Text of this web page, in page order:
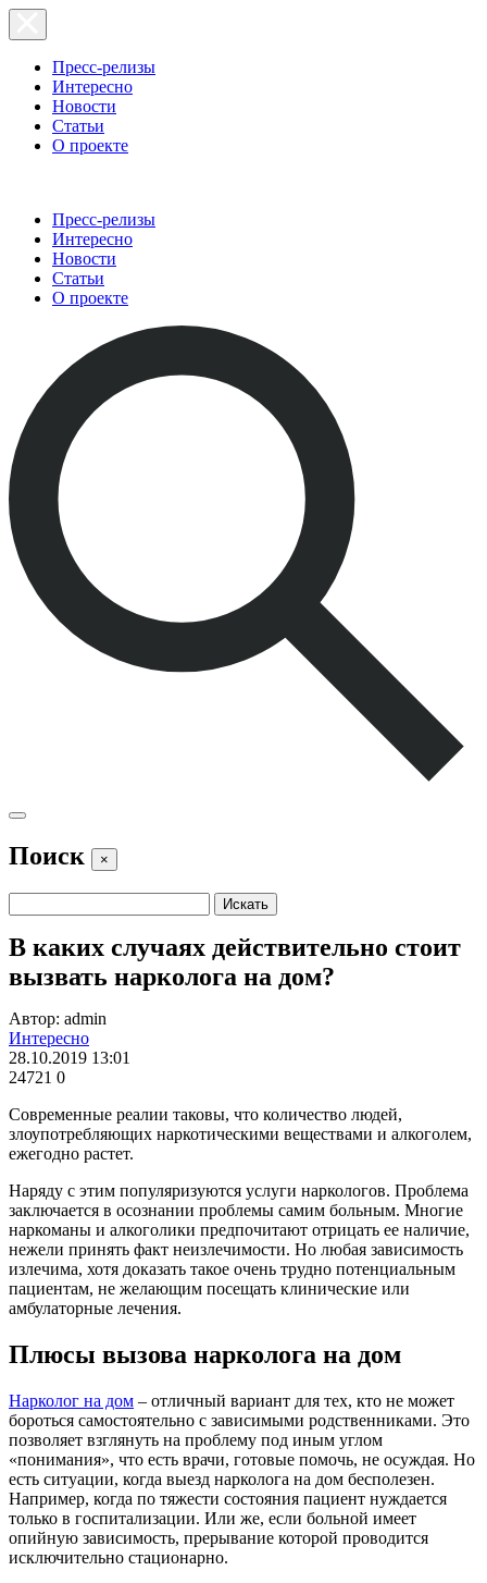
Пресс-релизы
Интересно
Новости
Статьи
О проекте
Пресс-релизы
Интересно
Новости
Статьи
О проекте
Поиск ×
В каких случаях действительно стоит
вызвать нарколога на дом?
Автор: admin
Интересно
28.10.2019 13:01
24721 0
Современные реалии таковы, что количество людей,
злоупотребляющих наркотическими веществами и алкоголем,
ежегодно растет.
Наряду с этим популяризуются услуги наркологов. Проблема
заключается в осознании проблемы самим больным. Многие
наркоманы и алкоголики предпочитают отрицать ее наличие,
нежели принять факт неизлечимости. Но любая зависимость
излечима, хотя доказать такое очень трудно потенциальным
пациентам, не желающим посещать клинические или
амбулаторные лечения.
Плюсы вызова нарколога на дом
Нарколог на дом – отличный вариант для тех, кто не может
бороться самостоятельно с зависимыми родственниками. Это
позволяет взглянуть на проблему под иным углом
«понимания», что есть врачи, готовые помочь, не осуждая. Но
есть ситуации, когда выезд нарколога на дом бесполезен.
Например, когда по тяжести состояния пациент нуждается
только в госпитализации. Или же, если больной имеет
опийную зависимость, прерывание которой проводится
исключительно стационарно.